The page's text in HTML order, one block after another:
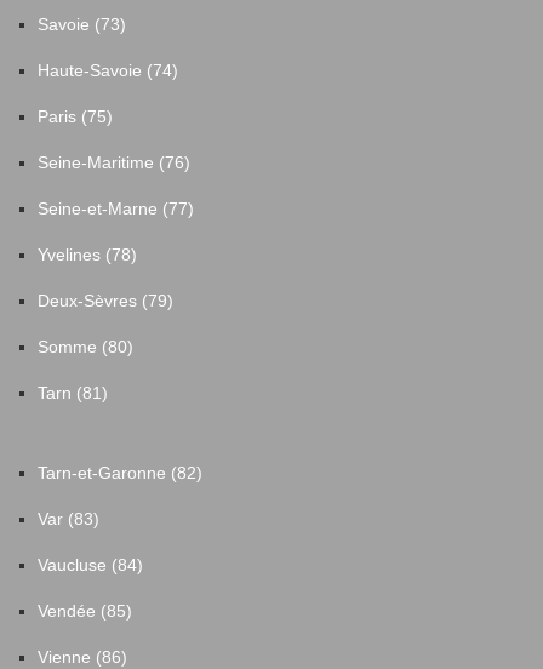
Savoie (73)
Haute-Savoie (74)
Paris (75)
Seine-Maritime (76)
Seine-et-Marne (77)
Yvelines (78)
Deux-Sèvres (79)
Somme (80)
Tarn (81)
Tarn-et-Garonne (82)
Var (83)
Vaucluse (84)
Vendée (85)
Vienne (86)